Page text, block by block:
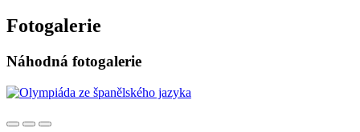
Fotogalerie
Náhodná fotogalerie